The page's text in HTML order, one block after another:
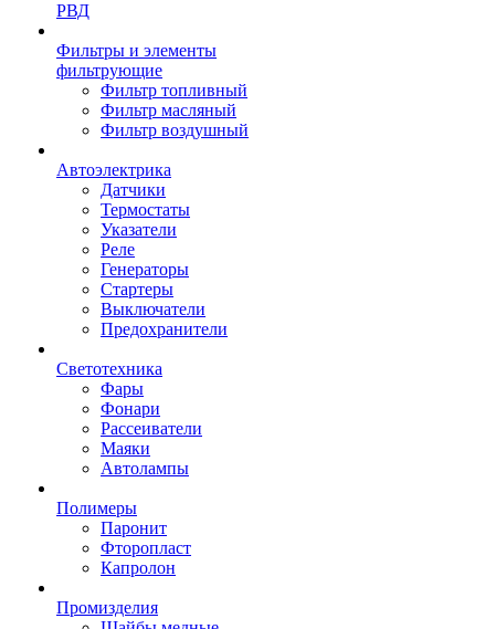
РВД
Фильтры и элементы
фильтрующие
Фильтр топливный
Фильтр масляный
Фильтр воздушный
Автоэлектрика
Датчики
Термостаты
Указатели
Реле
Генераторы
Стартеры
Выключатели
Предохранители
Светотехника
Фары
Фонари
Рассеиватели
Маяки
Автолампы
Полимеры
Паронит
Фторопласт
Капролон
Промизделия